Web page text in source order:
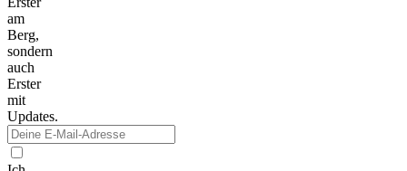
am
Berg,
sondern
auch
Erster
mit
Updates.